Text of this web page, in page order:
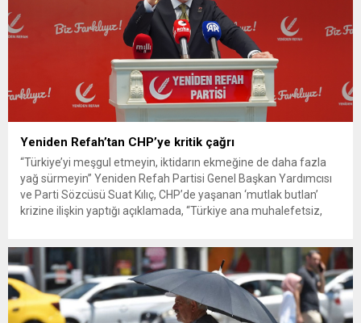
Yeniden Refah’tan CHP’ye kritik çağrı
“Türkiye’yi meşgul etmeyin, iktidarın ekmeğine de daha fazla
yağ sürmeyin” Yeniden Refah Partisi Genel Başkan Yardımcısı
ve Parti Sözcüsü Suat Kılıç, CHP’de yaşanan ‘mutlak butlan’
krizine ilişkin yaptığı açıklamada, “Türkiye ana muhalefetsiz,
olun. Türkiye’yi...